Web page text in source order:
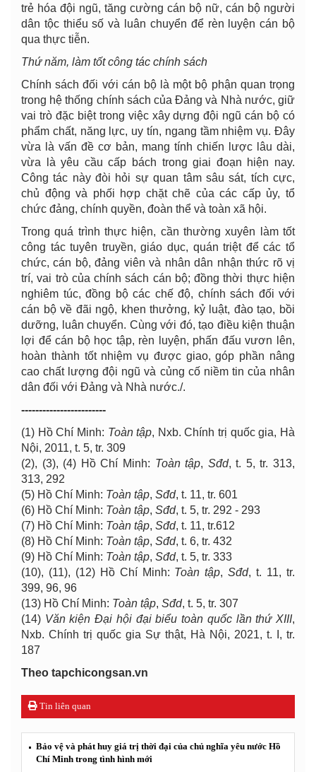
trẻ hóa đội ngũ, tăng cường cán bộ nữ, cán bộ người
dân tộc thiểu số và luân chuyển để rèn luyện cán bộ
qua thực tiễn.
Thứ năm, làm tốt công tác chính sách
Chính sách đối với cán bộ là một bộ phận quan trọng
trong hệ thống chính sách của Đảng và Nhà nước, giữ
vai trò đặc biệt trong việc xây dựng đội ngũ cán bộ có
phẩm chất, năng lực, uy tín, ngang tầm nhiệm vụ. Đây
vừa là vấn đề cơ bản, mang tính chiến lược lâu dài,
vừa là yêu cầu cấp bách trong giai đoạn hiện nay.
Công tác này đòi hỏi sự quan tâm sâu sát, tích cực,
chủ động và phối hợp chặt chẽ của các cấp ủy, tổ
chức đảng, chính quyền, đoàn thể và toàn xã hội.
Trong quá trình thực hiện, cần thường xuyên làm tốt
công tác tuyên truyền, giáo dục, quán triệt để các tổ
chức, cán bộ, đảng viên và nhân dân nhận thức rõ vị
trí, vai trò của chính sách cán bộ; đồng thời thực hiện
nghiêm túc, đồng bộ các chế độ, chính sách đối với
cán bộ về đãi ngộ, khen thưởng, kỷ luật, đào tạo, bồi
dưỡng, luân chuyển. Cùng với đó, tạo điều kiện thuận
lợi để cán bộ học tập, rèn luyện, phấn đấu vươn lên,
hoàn thành tốt nhiệm vụ được giao, góp phần nâng
cao chất lượng đội ngũ và củng cố niềm tin của nhân
dân đối với Đảng và Nhà nước./.
------------------------
(1) Hồ Chí Minh: Toàn tập, Nxb. Chính trị quốc gia, Hà
Nội, 2011, t. 5, tr. 309
(2), (3), (4) Hồ Chí Minh: Toàn tập, Sđd, t. 5, tr. 313,
313, 292
(5) Hồ Chí Minh: Toàn tập, Sđd, t. 11, tr. 601
(6) Hồ Chí Minh: Toàn tập, Sđd, t. 5, tr. 292 - 293
(7) Hồ Chí Minh: Toàn tập, Sđd, t. 11, tr.612
(8) Hồ Chí Minh: Toàn tập, Sđd, t. 6, tr. 432
(9) Hồ Chí Minh: Toàn tập, Sđd, t. 5, tr. 333
(10), (11), (12) Hồ Chí Minh: Toàn tập,Sđd, t. 11, tr.
399, 96, 96
(13) Hồ Chí Minh: Toàn tập, Sđd, t. 5, tr. 307
(14) Văn kiện Đại hội đại biểu toàn quốc lần thứ XIII,
Nxb. Chính trị quốc gia Sự thật, Hà Nội, 2021, t. I, tr.
187
Theo tapchicongsan.vn
Tin liên quan
Bảo vệ và phát huy giá trị thời đại của chủ nghĩa yêu nước Hồ
Chí Minh trong tình hình mới